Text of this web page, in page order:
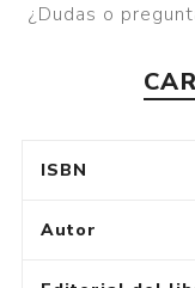
¿Dudas o
ISBN
Autor